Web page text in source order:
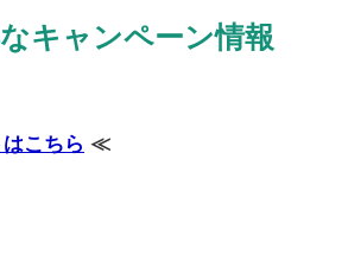
キャンペーン情報
こちら ≪